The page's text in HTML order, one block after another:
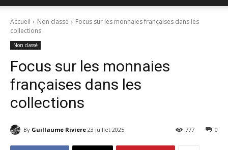
Accueil Non classé
Focus sur les monnaies françaises dans les
collections
Non classé
Focus sur les monnaies
françaises dans les
collections
By Guillaume Riviere 23 juillet 2025 0
777